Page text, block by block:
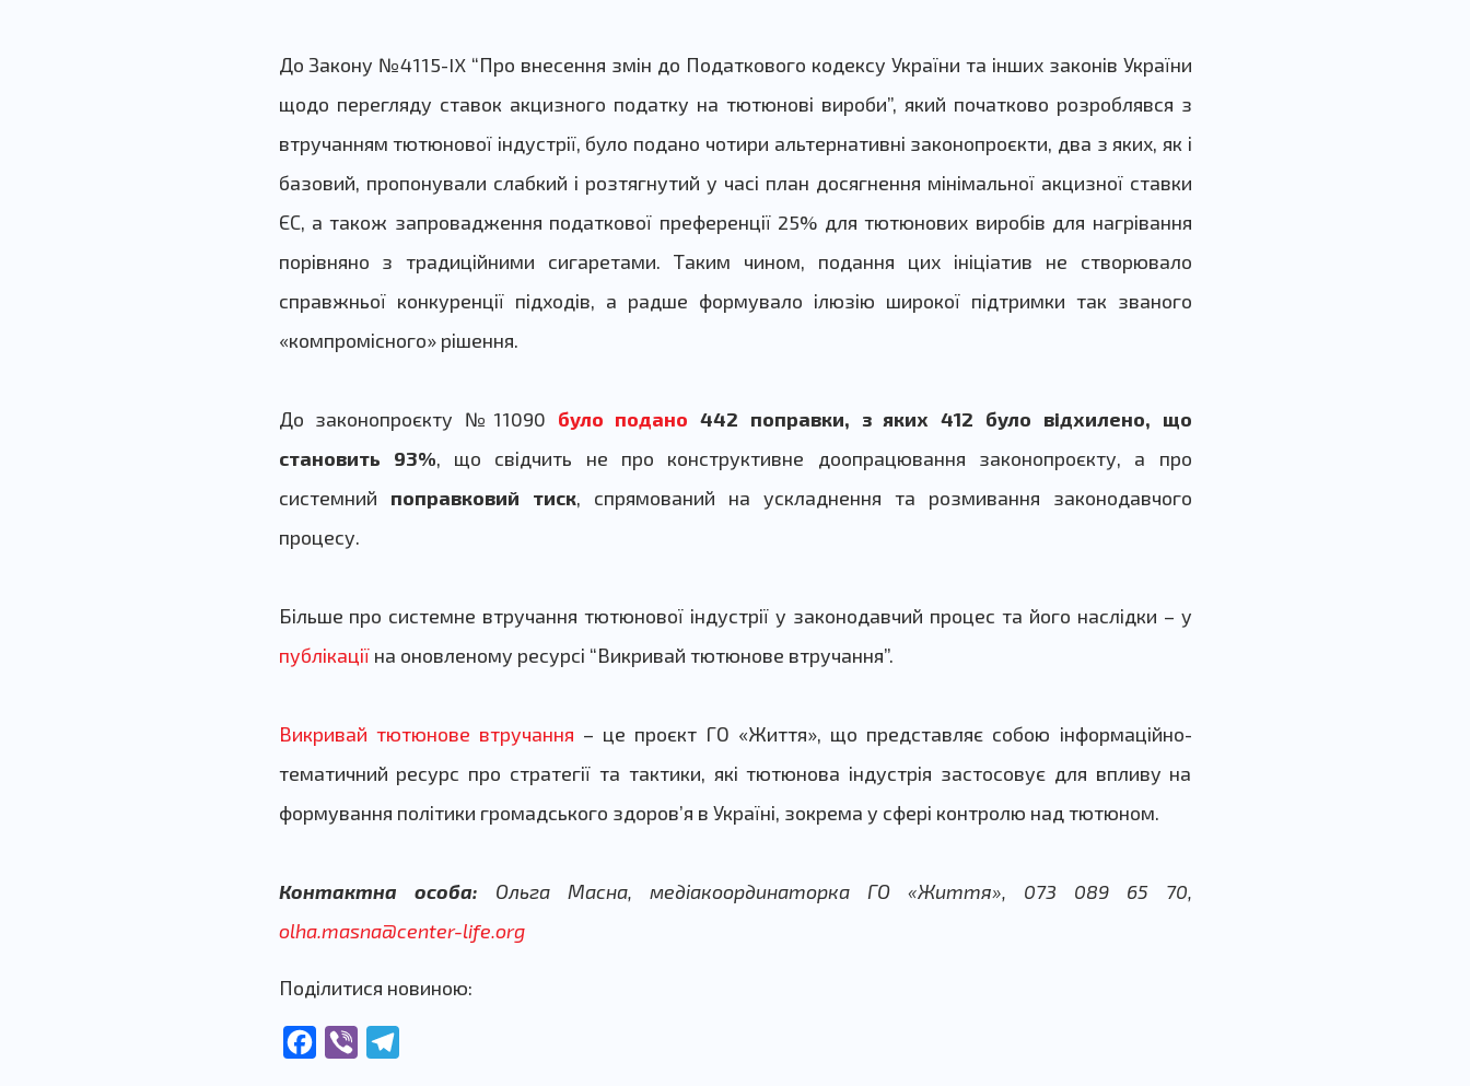
До Закону №4115-IX “Про внесення змін до Податкового кодексу України та інших законів України
щодо перегляду ставок акцизного податку на тютюнові вироби”, який початково розроблявся з
втручанням тютюнової індустрії, було подано чотири альтернативні законопроєкти, два з яких, як і
базовий, пропонували слабкий і розтягнутий у часі план досягнення мінімальної акцизної ставки
ЄС, а також запровадження податкової преференції 25% для тютюнових виробів для нагрівання
порівняно з традиційними сигаретами. Таким чином, подання цих ініціатив не створювало
справжньої конкуренції підходів, а радше формувало ілюзію широкої підтримки так званого
«компромісного» рішення.
До законопроєкту №11090 було подано 442 поправки, з яких 412 було відхилено, що
становить 93%, що свідчить не про конструктивне доопрацювання законопроєкту, а про
системний поправковий тиск, спрямований на ускладнення та розмивання законодавчого
процесу.
Більше про системне втручання тютюнової індустрії у законодавчий процес та його наслідки – у
публікаціїна оновленому ресурсі “Викривай тютюнове втручання”.
Викривай тютюнове втручання – це проєкт ГО «Життя», що представляє собою інформаційно-
тематичний ресурс про стратегії та тактики, які тютюнова індустрія застосовує для впливу на
формування політики громадського здоров’я в Україні, зокрема у сфері контролю над тютюном.
Контактна особа: Ольга Масна, медіакоординаторка ГО «Життя», 073 089 65 70,
olha.masna@center-life.org
Поділитися новиною:
Facebook
Viber